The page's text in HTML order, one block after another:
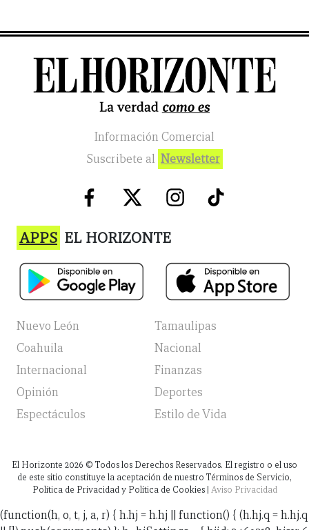
Información Comercial
Suscribete al Newsletter
APPS EL HORIZONTE
Nuevo León
Tamaulipas
Coahuila
Nacional
Internacional
Finanzas
Opinión
Deportes
Espectáculos
Estilo de Vida
El Horizonte 2026 © Todos los Derechos Reservados. El registro o el uso
de este sitio constituye la aceptación de nuestro Términos de Servicio,
Política de Privacidad y Política de Cookies | Aviso Privacidad
(function(h, o, t, j, a, r) { h.hj = h.hj || function() { (h.hj.q = h.hj.q